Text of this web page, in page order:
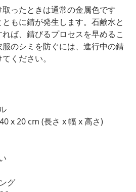
ったときは通常の金属色です
もに錆が発生します。石鹸水と
ば、錆びるプロセスを早めるこ
のシミを防ぐには、進行中の錆
ください。
x 20 cm (長さ x 幅 x 高さ)
グ